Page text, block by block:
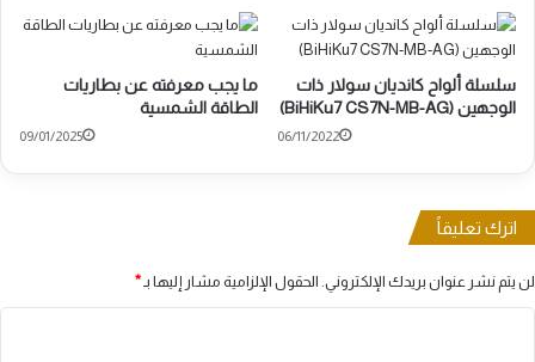
ما يجب معرفته عن بطاريات
الطاقة الشمسية
09/01/2025
سلسلة ألواح كانديان سولار ذات
الوجهين (BiHiKu7 CS7N-MB-AG)
06/11/2022
اترك تعليقاً
لن يتم نشر عنوان بريدك الإلكتروني. الحقول الإلزامية مشار إليها بـ*